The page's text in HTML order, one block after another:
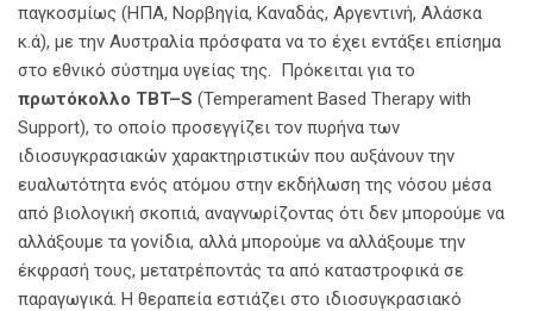
παγκοσμίως (ΗΠΑ, Νορβηγία, Καναδάς, Αργεντινή, Αλάσκα
κ.ά), με την Αυστραλία πρόσφατα να το έχει εντάξει επίσημα
στο εθνικό σύστημα υγείας της. Πρόκειται για το
πρωτόκολλο TBT–S (Temperament Based Therapy with
Support), το οποίο προσεγγίζει τον πυρήνα των
ιδιοσυγκρασιακών χαρακτηριστικών που αυξάνουν την
ευαλωτότητα ενός ατόμου στην εκδήλωση της νόσου μέσα
από βιολογική σκοπιά, αναγνωρίζοντας ότι δεν μπορούμε να
αλλάξουμε τα γονίδια, αλλά μπορούμε να αλλάξουμε την
έκφρασή τους, μετατρέποντάς τα από καταστροφικά σε
παραγωγικά. Η θεραπεία εστιάζει στο ιδιοσυγκρασιακό